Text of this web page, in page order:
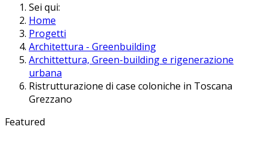
Sei qui:
Home
Progetti
Architettura - Greenbuilding
Archittettura, Green-building e rigenerazione
urbana
Ristrutturazione di case coloniche in Toscana
Grezzano
Featured